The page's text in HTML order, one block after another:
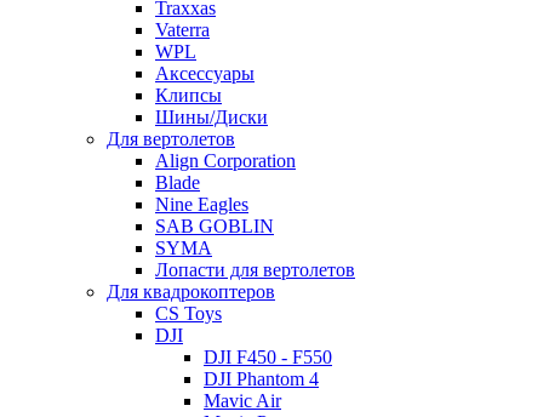
Traxxas
Vaterra
WPL
Аксессуары
Клипсы
Шины/Диски
Для вертолетов
Align Corporation
Blade
Nine Eagles
SAB GOBLIN
SYMA
Лопасти для вертолетов
Для квадрокоптеров
CS Toys
DJI
DJI F450 - F550
DJI Phantom 4
Mavic Air